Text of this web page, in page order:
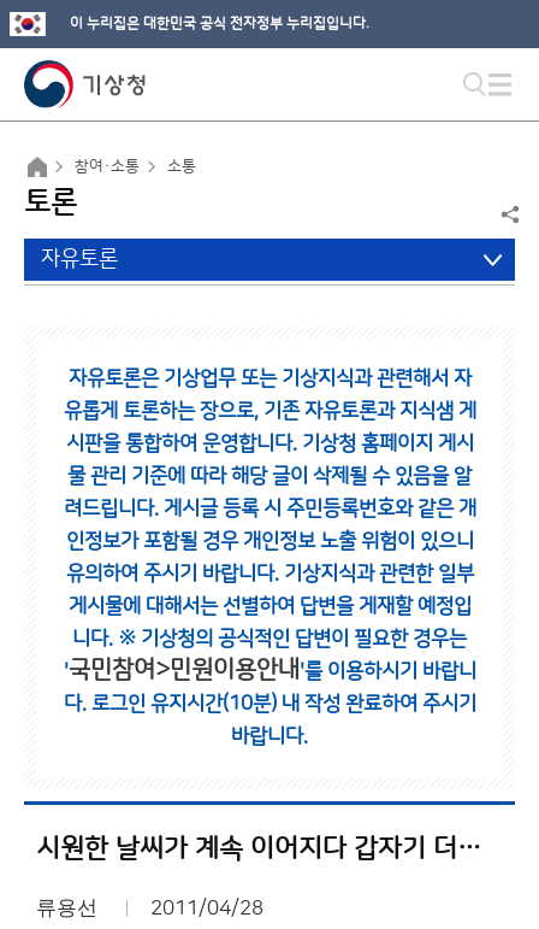
이 누리집은 대한민국 공식 전자정부 누리집입니다.
참여·소통 소통
토론
자유토론
자유토론은 기상업무 또는 기상지식과 관련해서 자
유롭게 토론하는 장으로, 기존 자유토론과 지식샘 게
시판을 통합하여 운영합니다. 기상청 홈페이지 게시
물 관리 기준에 따라 해당 글이 삭제될 수 있음을 알
려드립니다. 게시글 등록 시 주민등록번호와 같은 개
인정보가 포함될 경우 개인정보 노출 위험이 있으니
유의하여 주시기 바랍니다. 기상지식과 관련한 일부
게시물에 대해서는 선별하여 답변을 게재할 예정입
니다. ※ 기상청의 공식적인 답변이 필요한 경우는
'국민참여>민원이용안내 '를 이용하시기 바랍니
다. 로그인 유지시간(10분) 내 작성 완료하여 주시기
바랍니다.
시원한 날씨가 계속 이어지다 갑자기 더워지면 날씨에 대한 스트레스가 클 것 같습니다.
류용선 2011/04/28